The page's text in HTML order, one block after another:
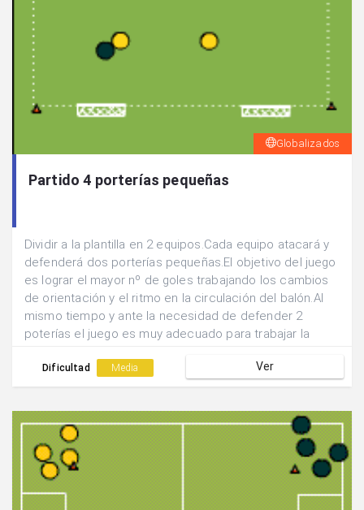
Globalizados
Partido 4 porterías pequeñas
Dividir a la plantilla en 2 equipos.Cada equipo atacará y
defenderá dos porterías pequeñas.El objetivo del juego
es lograr el mayor nº de goles trabajando los cambios
de orientación y el ritmo en la circulación del balón.Al
mismo tiempo y ante la necesidad de defender 2
poterías el juego es muy adecuado para trabajar la
de todos los componentes del equipo.
Dificultad Media Ver